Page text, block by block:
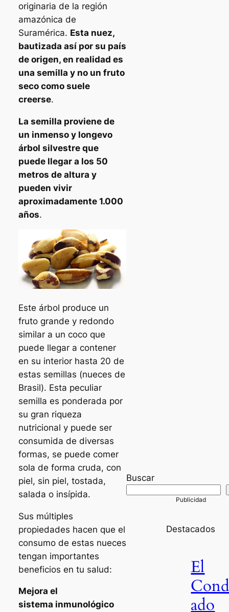
originaria de la región
amazónica de
Suramérica. Esta nuez,
bautizada así por su país
de origen, en realidad es
una semilla y no un fruto
seco como suele
creerse.
La semilla proviene de
un inmenso y longevo
árbol silvestre que
puede llegar a los 50
metros de altura y
pueden vivir
aproximadamente 1.000
años.
Este árbol produce un
fruto grande y redondo
similar a un coco que
puede llegar a contener
en su interior hasta 20 de
estas semillas (nueces de
Brasil). Esta peculiar
semilla es ponderada por
su gran riqueza
nutricional y puede ser
consumida de diversas
formas, se puede comer
sola de forma cruda, con
piel, sin piel, tostada,
salada o insípida.
Sus múltiples
propiedades hacen que el
consumo de estas nueces
tengan importantes
beneficios en tu salud:
Mejora el
sistema inmunológico
Buscar
Destacados
El
ado